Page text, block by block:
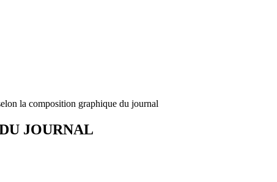
la composition graphique du journal
JOURNAL